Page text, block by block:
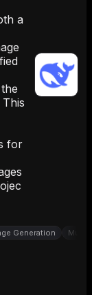
a
for
Generation Multi-